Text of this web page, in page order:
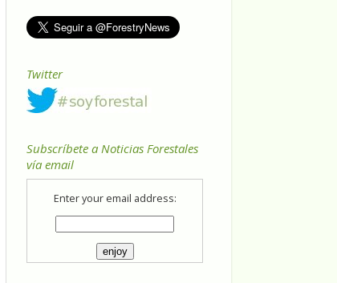
Twitter
Subscríbete a Noticias Forestales
vía email
Enter your email address: